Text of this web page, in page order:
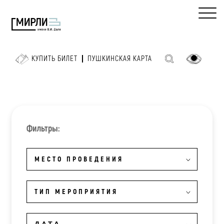
КУПИТЬ БИЛЕТ ПУШКИНСКАЯ КАРТА
Фильтры:
МЕСТО ПРОВЕДЕНИЯ
ТИП МЕРОПРИЯТИЯ